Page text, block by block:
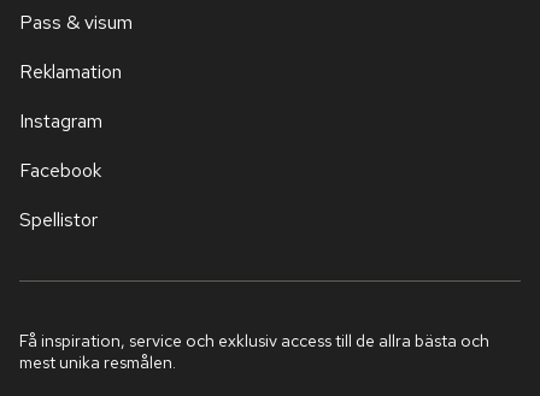
Pass & visum
Reklamation
Instagram
Facebook
Spellistor
Få inspiration, service och exklusiv access till de allra bästa och
mest unika resmålen.